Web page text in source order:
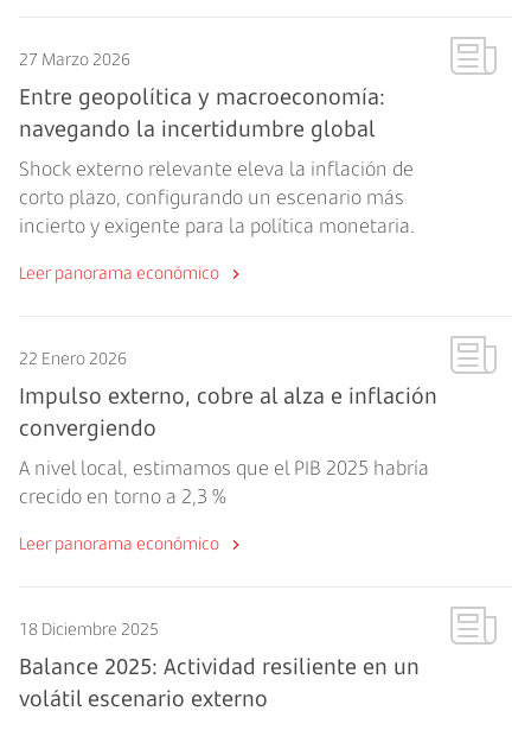
27 Marzo 2026
Entre geopolítica y macroeconomía:
navegando la incertidumbre global
Shock externo relevante eleva la inflación de
corto plazo, configurando un escenario más
incierto y exigente para la política monetaria.
Leer panorama económico
22 Enero 2026
Impulso externo, cobre al alza e inflación
convergiendo
A nivel local, estimamos que el PIB 2025 habría
crecido en torno a 2,3 %
Leer panorama económico
18 Diciembre 2025
Balance 2025: Actividad resiliente en un
volátil escenario externo